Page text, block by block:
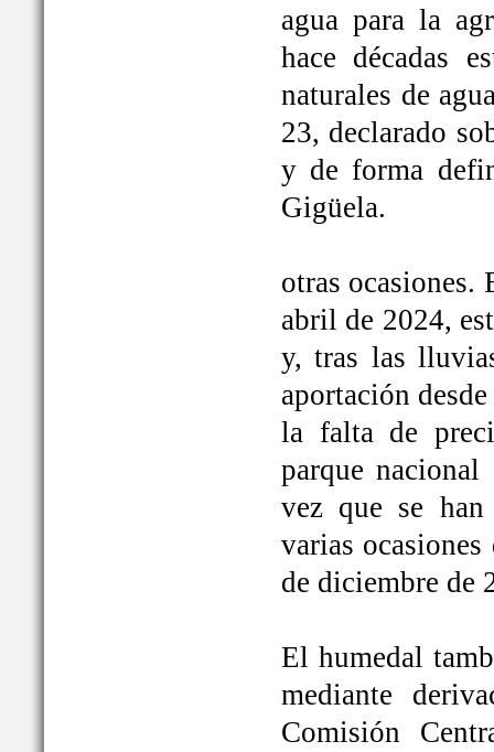
agua para la
hace décadas
naturales de
23, declarado
y de forma
Gigüela.
otras ocasiones.
abril de 2024,
y, tras las
aportación
la falta de
parque
vez que se
varias
de diciembre de
El humedal
mediante
Comisión